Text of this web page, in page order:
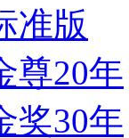
准版
尊20年
奖30年